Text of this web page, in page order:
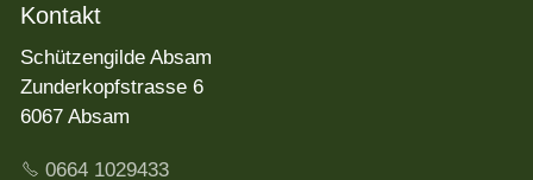
Kontakt
Schützengilde Absam
Zunderkopfstrasse 6
6067 Absam
0664 1029433